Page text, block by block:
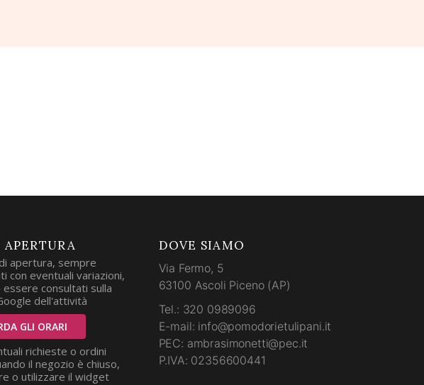
APERTURA
apertura, sempre
con eventuali variazioni,
consultati sulla
dell'attività
GLI ORARI
richieste o ordini
il negozio è chiuso,
o utilizzare il widget
DOVE SIAMO
Via Fermo, 5
63100 Ascoli Piceno (AP)
Tel.: 320 0989096
E-mail: info@pomodorietulipani.it
PEC: ambrasimonetti@pec.it
P.IVA: 02356600441